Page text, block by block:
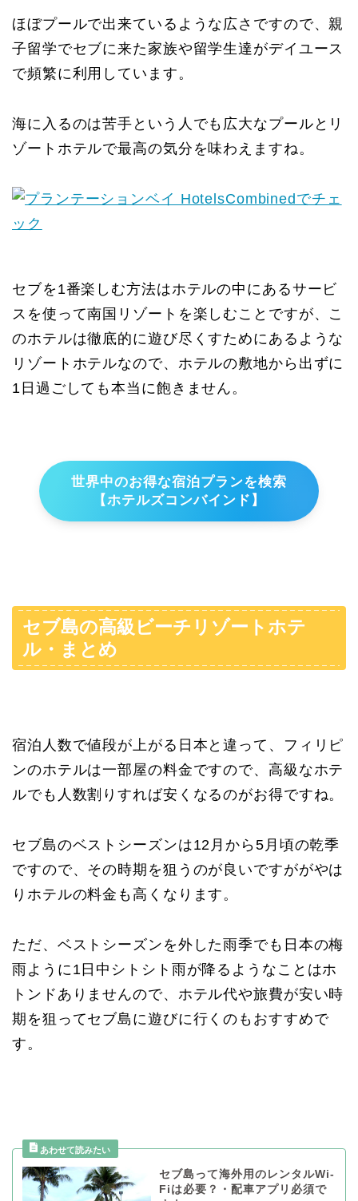
ほぼプールで出来ているような広さですので、親
子留学でセブに来た家族や留学生達がデイユース
で頻繁に利用しています。
海に入るのは苦手という人でも広大なプールとリ
ゾートホテルで最高の気分を味わえますね。
セブを1番楽しむ方法はホテルの中にあるサービ
スを使って南国リゾートを楽しむことですが、こ
のホテルは徹底的に遊び尽くすためにあるような
リゾートホテルなので、ホテルの敷地から出ずに
1日過ごしても本当に飽きません。
世界中のお得な宿泊プランを検索
【ホテルズコンバインド】
セブ島の高級ビーチリゾートホテ
ル・まとめ
宿泊人数で値段が上がる日本と違って、フィリピ
ンのホテルは一部屋の料金ですので、高級なホテ
ルでも人数割りすれば安くなるのがお得ですね。
セブ島のベストシーズンは12月から5月頃の乾季
ですので、その時期を狙うのが良いですががやは
りホテルの料金も高くなります。
ただ、ベストシーズンを外した雨季でも日本の梅
雨ように1日中シトシト雨が降るようなことはホ
トンドありませんので、ホテル代や旅費が安い時
期を狙ってセブ島に遊びに行くのもおすすめで
す。
セブ島って海外用のレンタルWi-
Fiは必要？・配車アプリ必須で